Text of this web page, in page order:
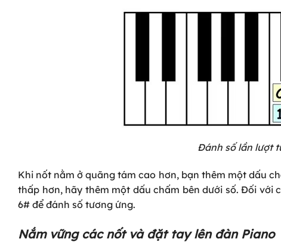
Đánh số lần lượt
Khi nốt nằm ở quãng tám cao hơn, bạn thêm một dấu
thấp hơn, hãy thêm một dấu chấm bên dưới số. Đối với
6# để đánh số tương ứng.
Nắm vững các nốt và đặt tay lên đàn Piano